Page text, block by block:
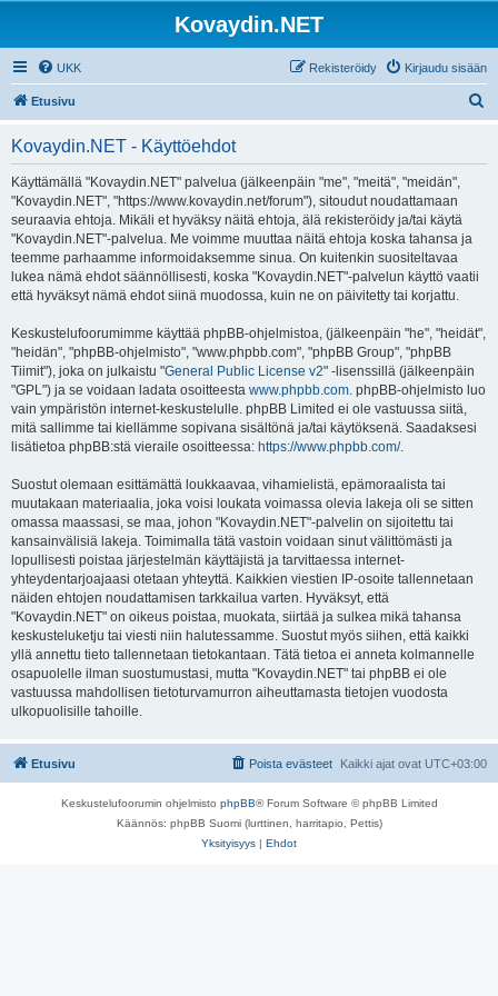
Kovaydin.NET
UKK Kirjaudu sisään
Rekisteröidy
Etusivu
Kovaydin.NET - Käyttöehdot
Käyttämällä "Kovaydin.NET" palvelua (jälkeenpäin "me", "meitä", "meidän",
"Kovaydin.NET", "https://www.kovaydin.net/forum"), sitoudut noudattamaan
seuraavia ehtoja. Mikäli et hyväksy näitä ehtoja, älä rekisteröidy ja/tai käytä
"Kovaydin.NET"-palvelua. Me voimme muuttaa näitä ehtoja koska tahansa ja
teemme parhaamme informoidaksemme sinua. On kuitenkin suositeltavaa
lukea nämä ehdot säännöllisesti, koska "Kovaydin.NET"-palvelun käyttö vaatii
että hyväksyt nämä ehdot siinä muodossa, kuin ne on päivitetty tai korjattu.
Keskustelufoorumimme käyttää phpBB-ohjelmistoa, (jälkeenpäin "he", "heidät",
"heidän", "phpBB-ohjelmisto", "www.phpbb.com", "phpBB Group", "phpBB
Tiimit"), joka on julkaistu "General Public License v2" -lisenssillä (jälkeenpäin
"GPL") ja se voidaan ladata osoitteesta www.phpbb.com. phpBB-ohjelmisto luo
vain ympäristön internet-keskustelulle. phpBB Limited ei ole vastuussa siitä,
mitä sallimme tai kiellämme sopivana sisältönä ja/tai käytöksenä. Saadaksesi
lisätietoa phpBB:stä vieraile osoitteessa: https://www.phpbb.com/.
Suostut olemaan esittämättä loukkaavaa, vihamielistä, epämoraalista tai
muutakaan materiaalia, joka voisi loukata voimassa olevia lakeja oli se sitten
omassa maassasi, se maa, johon "Kovaydin.NET"-palvelin on sijoitettu tai
kansainvälisiä lakeja. Toimimalla tätä vastoin voidaan sinut välittömästi ja
lopullisesti poistaa järjestelmän käyttäjistä ja tarvittaessa internet-
yhteydentarjoajaasi otetaan yhteyttä. Kaikkien viestien IP-osoite tallennetaan
näiden ehtojen noudattamisen tarkkailua varten. Hyväksyt, että
"Kovaydin.NET" on oikeus poistaa, muokata, siirtää ja sulkea mikä tahansa
keskusteluketju tai viesti niin halutessamme. Suostut myös siihen, että kaikki
yllä annettu tieto tallennetaan tietokantaan. Tätä tietoa ei anneta kolmannelle
osapuolelle ilman suostumustasi, mutta "Kovaydin.NET" tai phpBB ei ole
vastuussa mahdollisen tietoturvamurron aiheuttamasta tietojen vuodosta
ulkopuolisille tahoille.
Etusivu Kaikki ajat ovat UTC+03:00
Poista evästeet
Keskustelufoorumin ohjelmisto phpBB® Forum Software © phpBB Limited
Käännös: phpBB Suomi (lurttinen, harritapio, Pettis)
Yksityisyys | Ehdot